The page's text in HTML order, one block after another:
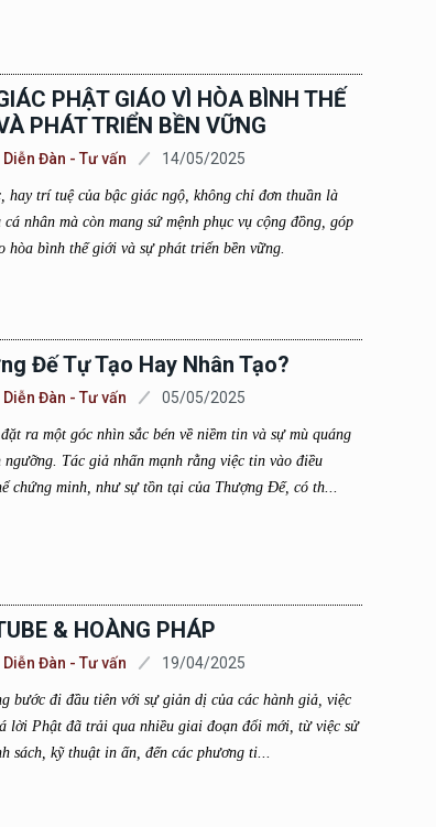
PHẬT GIÁO VÌ HÒA BÌNH THẾ
PHÁT TRIỂN BỀN VỮNG
Diễn Đàn - Tư vấn 14/05/2025
hay trí tuệ của bậc giác ngộ, không chỉ đơn thuần là
cá nhân mà còn mang sứ mệnh phục vụ cộng đồng, góp
hòa bình thế giới và sự phát triển bền vững.
Đế Tự Tạo Hay Nhân Tạo?
Diễn Đàn - Tư vấn 05/05/2025
ra một góc nhìn sắc bén về niềm tin và sự mù quáng
ngưỡng. Tác giả nhấn mạnh rằng việc tin vào điều
chứng minh, như sự tồn tại của Thượng Đế, có th...
& HOÀNG PHÁP
Diễn Đàn - Tư vấn 19/04/2025
bước đi đầu tiên với sự giản dị của các hành giả, việc
lời Phật đã trải qua nhiều giai đoạn đổi mới, từ việc sử
sách, kỹ thuật in ấn, đến các phương ti...